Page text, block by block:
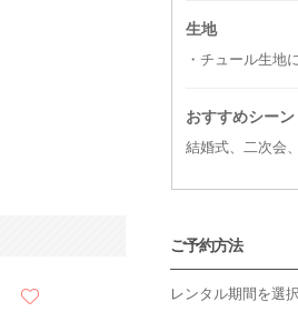
生地
・チュール生地
おすすめシーン
結婚式、二次会
ご予約方法
レンタル期間を選